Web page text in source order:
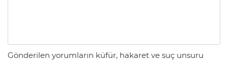
Gönderilen yorumların küfür, hakaret ve suç unsuru